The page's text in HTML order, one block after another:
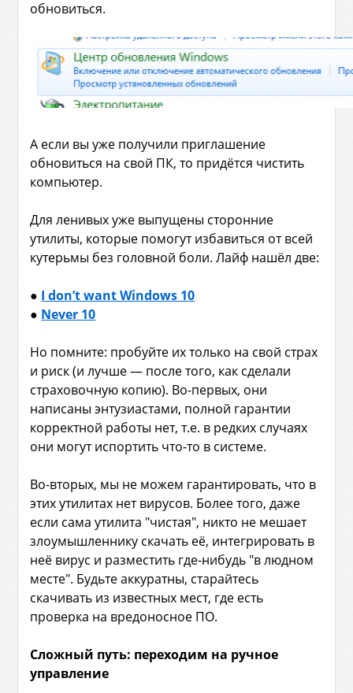
обновиться.
А если вы уже получили приглашение
обновиться на свой ПК, то придётся чистить
компьютер.
Для ленивых уже выпущены сторонние
утилиты, которые помогут избавиться от всей
кутерьмы без головной боли. Лайф нашёл две:
● I don’t want Windows 10
● Never 10
Но помните: пробуйте их только на свой страх
и риск (и лучше — после того, как сделали
страховочную копию). Во-первых, они
написаны энтузиастами, полной гарантии
корректной работы нет, т.е. в редких случаях
они могут испортить что-то в системе.
Во-вторых, мы не можем гарантировать, что в
этих утилитах нет вирусов. Более того, даже
если сама утилита "чистая", никто не мешает
злоумышленнику скачать её, интегрировать в
неё вирус и разместить где-нибудь "в людном
месте". Будьте аккуратны, старайтесь
скачивать из известных мест, где есть
проверка на вредоносное ПО.
Сложный путь: переходим на ручное
управление